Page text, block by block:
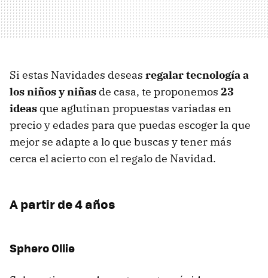
Si estas Navidades deseas regalar tecnología a
los niños y niñas de casa, te proponemos 23
ideas que aglutinan propuestas variadas en
precio y edades para que puedas escoger la que
mejor se adapte a lo que buscas y tener más
cerca el acierto con el regalo de Navidad.
A partir de 4 años
Sphero Ollie